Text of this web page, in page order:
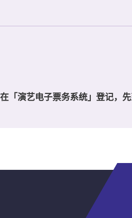
「演艺电子票务系统」登记，